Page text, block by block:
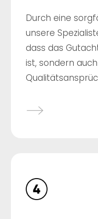
Durch eine
unsere
dass das
ist, sondern